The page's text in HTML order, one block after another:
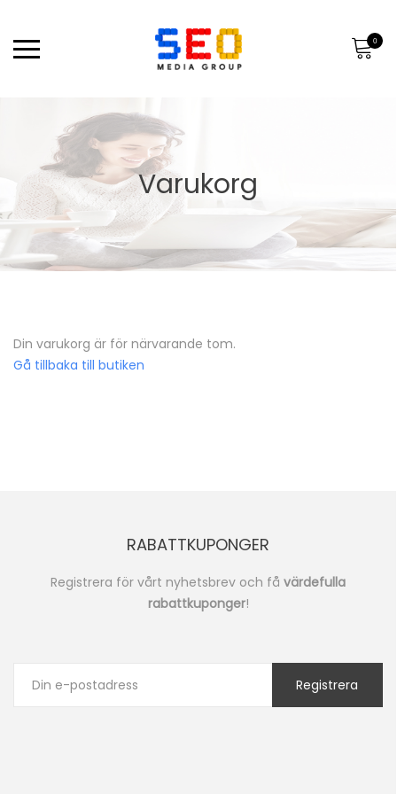
0
Varukorg
Din varukorg är för närvarande tom.
Gå tillbaka till butiken
RABATTKUPONGER
Registrera för vårt nyhetsbrev och få värdefulla
rabattkuponger!